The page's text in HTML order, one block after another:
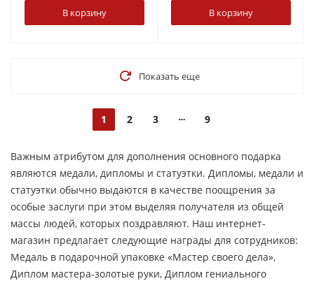
В корзину В корзину
Показать еще
1 2 3 9
Важным атрибутом для дополнения основного подарка
являются медали, дипломы и статуэтки. Дипломы, медали и
статуэтки обычно выдаются в качестве поощрения за
особые заслуги при этом выделяя получателя из общей
массы людей, которых поздравляют. Наш интернет-
магазин предлагает следующие награды для сотрудников:
Медаль в подарочной упаковке «Мастер своего дела»,
Диплом мастера-золотые руки, Диплом гениального